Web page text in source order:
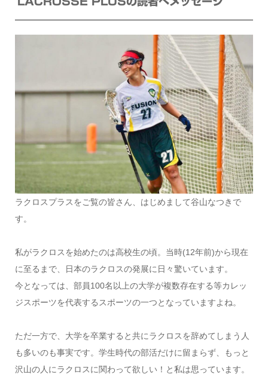
ラクロスプラスをご覧の皆さん、はじめまして谷山なつきで
す。
私がラクロスを始めたのは高校生の頃。当時(12年前)から現在
に至るまで、日本のラクロスの発展に日々驚いています。
今となっては、部員100名以上の大学が複数存在する等カレッ
ジスポーツを代表するスポーツの一つとなっていますよね。
ただ一方で、大学を卒業すると共にラクロスを辞めてしまう人
も多いのも事実です。学生時代の部活だけに留まらず、もっと
沢山の人にラクロスに関わって欲しい！と私は思っています。